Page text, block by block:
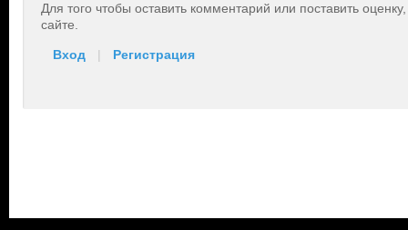
Для того чтобы оставить комментарий или поставить
сайте.
Вход | Регистрация